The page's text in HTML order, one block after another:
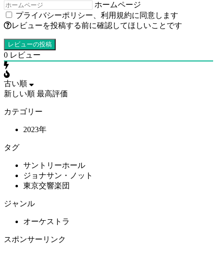
ホームページ
プライバシーポリシー
利用規約に同意します
レビューを投稿する前に確認してほしいことです
0 レビュー
古い順
新しい順 最高評価
カテゴリー
2023年
タグ
サントリーホール
ジョナサン・ノット
東京交響楽団
ジャンル
オーケストラ
スポンサーリンク